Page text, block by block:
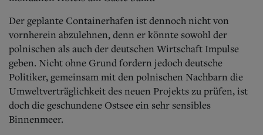
Der geplante Containerhafen ist dennoch nicht von
vornherein abzulehnen, denn er könnte sowohl der
polnischen als auch der deutschen Wirtschaft Impulse
geben. Nicht ohne Grund fordern jedoch deutsche
Politiker, gemeinsam mit den polnischen Nachbarn die
Umweltverträglichkeit des neuen Projekts zu prüfen, ist
doch die geschundene Ostsee ein sehr sensibles
Binnenmeer.